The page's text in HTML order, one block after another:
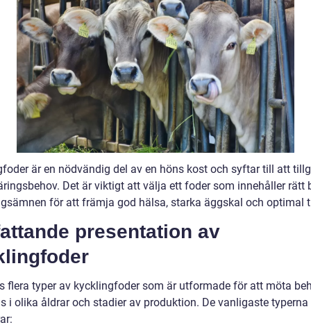
är en nödvändig del av en höns kost och syftar till att
Det är viktigt att välja ett foder som innehåller rätt
för att främja god hälsa, starka äggskal och optimal
presentation av
flera typer av kycklingfoder som är utformade för att möta
i olika åldrar och stadier av produktion. De vanligaste typerna